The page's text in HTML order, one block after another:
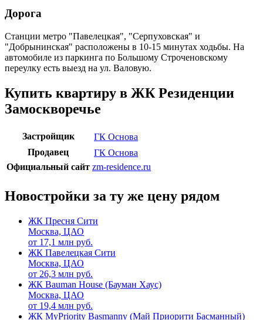
Дорога
Станции метро "Павелецкая", "Серпуховская" и
"Добрынинская" расположены в 10-15 минутах ходьбы. На
автомобиле из паркинга по Большому Строченовскому
переулку есть выезд на ул. Валовую.
Купить квартиру в ЖК Резиденции
Замоскворечье
Застройщик
ГК Основа
Продавец
ГК Основа
Официальный сайт zm-residence.ru
Новостройки за ту же цену рядом
ЖК Пресня Сити
Москва, ЦАО
от 17,1 млн руб.
ЖК Павелецкая Сити
Москва, ЦАО
от 26,3 млн руб.
ЖК Bauman House (Бауман Хаус)
Москва, ЦАО
от 19,4 млн руб.
ЖК MyPriority Basmanny (Май Приорити Басманный)